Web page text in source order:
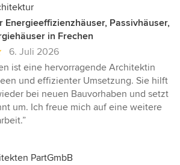
Energieeffizienzhäuser, Passivhäuser,
in Frechen
6. Juli 2026
ist eine hervorragende Architektin
und effizienter Umsetzung. Sie hilft
bei neuen Bauvorhaben und setzt
um. Ich freue mich auf eine weitere
PartGmbB